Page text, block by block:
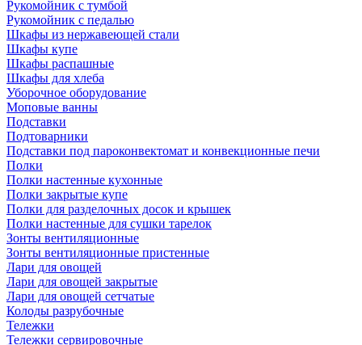
Рукомойник с тумбой
Рукомойник с педалью
Шкафы из нержавеющей стали
Шкафы купе
Шкафы распашные
Шкафы для хлеба
Уборочное оборудование
Моповые ванны
Подставки
Подтоварники
Подставки под пароконвектомат и конвекционные печи
Полки
Полки настенные кухонные
Полки закрытые купе
Полки для разделочных досок и крышек
Полки настенные для сушки тарелок
Зонты вентиляционные
Зонты вентиляционные пристенные
Лари для овощей
Лари для овощей закрытые
Лари для овощей сетчатые
Колоды разрубочные
Тележки
Тележки сервировочные